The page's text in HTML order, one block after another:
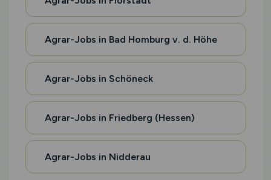
Agrar-Jobs in Bad Homburg v. d. Höhe
Agrar-Jobs in Schöneck
Agrar-Jobs in Friedberg (Hessen)
Agrar-Jobs in Nidderau